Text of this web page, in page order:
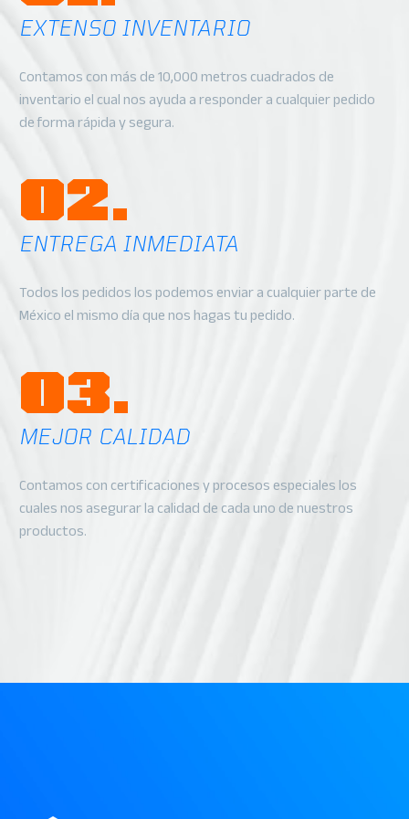
EXTENSO INVENTARIO
Contamos con más de 10,000 metros cuadrados de
inventario el cual nos ayuda a responder a cualquier pedido
de forma rápida y segura.
02.
ENTREGA INMEDIATA
Todos los pedidos los podemos enviar a cualquier parte de
México el mismo día que nos hagas tu pedido.
03.
MEJOR CALIDAD
Contamos con certificaciones y procesos especiales los
cuales nos asegurar la calidad de cada uno de nuestros
productos.